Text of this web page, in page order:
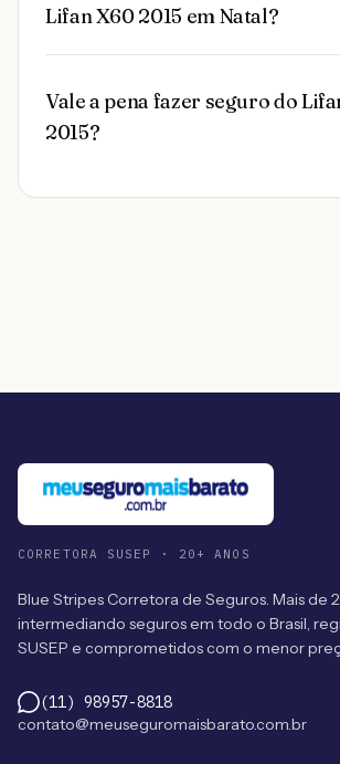
Lifan X60 2015 em Natal?
Vale a pena fazer seguro do
2015?
CORRETORA SUSEP · 20+ ANOS
Blue Stripes Corretora de Seguros. Mais de
intermediando seguros em todo o Brasil,
SUSEP e comprometidos com o menor
(11) 98957-8818
contato@meuseguromaisbarato.com.br